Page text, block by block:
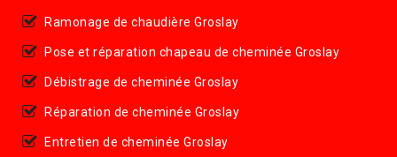
Ramonage de chaudière Groslay
Pose et réparation chapeau de cheminée Groslay
Débistrage de cheminée Groslay
Réparation de cheminée Groslay
Entretien de cheminée Groslay